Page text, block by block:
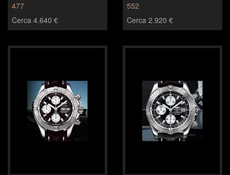
477
Cerca 4.640 €
552
Cerca 2.920 €